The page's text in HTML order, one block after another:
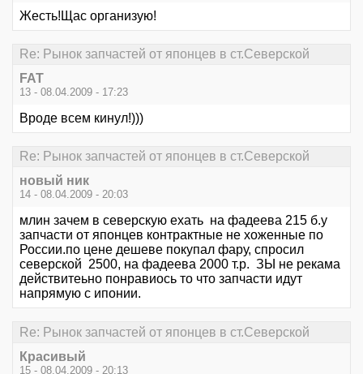
Жесть!Щас организую!
Re: Рынок запчастей от японцев в ст.Северской
FAT
13 - 08.04.2009 - 17:23
Вроде всем кинул!)))
Re: Рынок запчастей от японцев в ст.Северской
новый ник
14 - 08.04.2009 - 20:03
млин зачем в северскую ехать на фадеева 215 б.у
запчасти от японцев контрактные не хоженные по
России.по цене дешеве покупал фару, спросил
северской 2500, на фадеева 2000 т.р. ЗЫ не рекама
действитеьно понравиось то что запчасти идут
напрямую с ипонии.
Re: Рынок запчастей от японцев в ст.Северской
Красивый
15 - 08.04.2009 - 20:13